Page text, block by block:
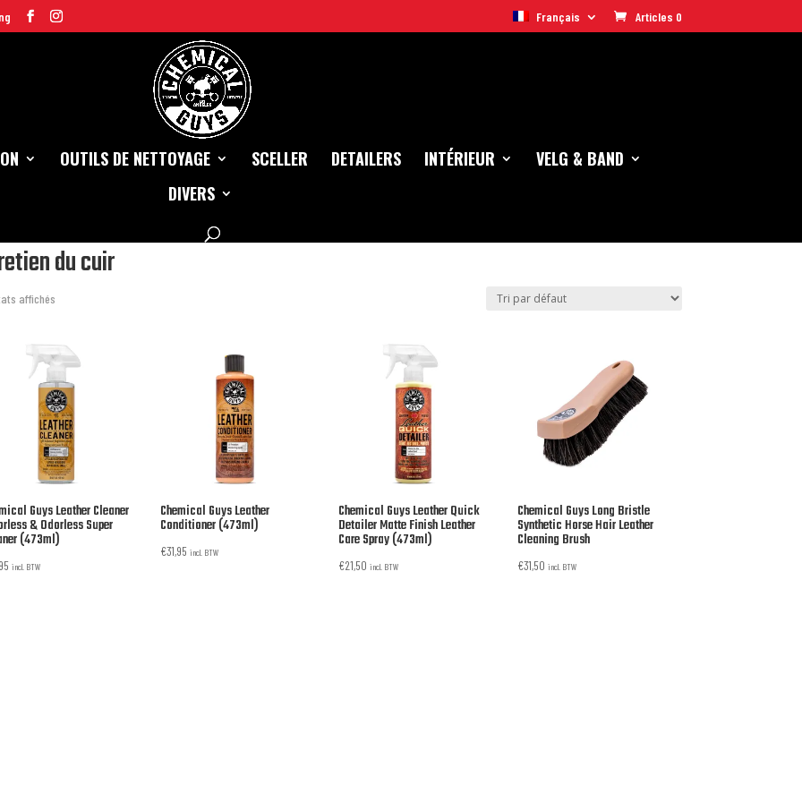
Français Articles 0
OUTILS DE NETTOYAGE SCELLER DETAILERS INTÉRIEUR
VELG & BAND
DIVERS
du cuir
affichés
Guys Leather Cleaner
& Odorless Super
(473ml)
incl. BTW
Chemical Guys Leather
Conditioner (473ml)
€31,95 incl. BTW
Chemical Guys Leather Quick
Detailer Matte Finish Leather
Care Spray (473ml)
€21,50 incl. BTW
Chemical Guys Long Bristle
Synthetic Horse Hair Leather
Cleaning Brush
€31,50 incl. BTW